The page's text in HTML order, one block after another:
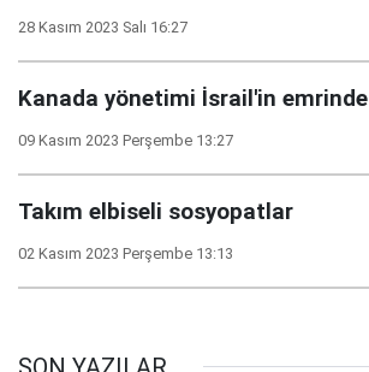
28 Kasım 2023 Salı 16:27
Kanada yönetimi İsrail'in emrinde
09 Kasım 2023 Perşembe 13:27
Takım elbiseli sosyopatlar
02 Kasım 2023 Perşembe 13:13